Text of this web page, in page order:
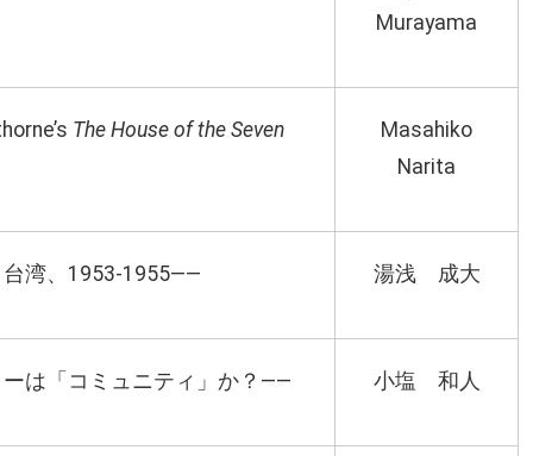
Murayama
The House of the Seven
Masahiko
Narita
湾、1953-1955―― 湯浅 成大
は「コミュニティ」か？―― 小塩 和人